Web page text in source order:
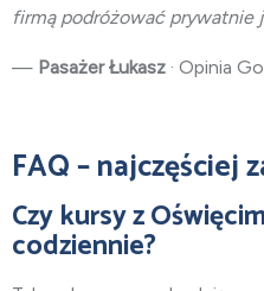
firmą podróżować prywatnie
— Pasażer Łukasz · Opinia
FAQ – najczęściej
Czy kursy z
codziennie?